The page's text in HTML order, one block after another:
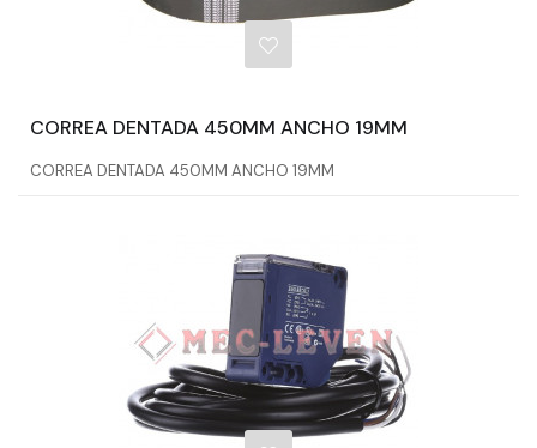
CORREA DENTADA 450MM ANCHO 19MM
CORREA DENTADA 450MM ANCHO 19MM